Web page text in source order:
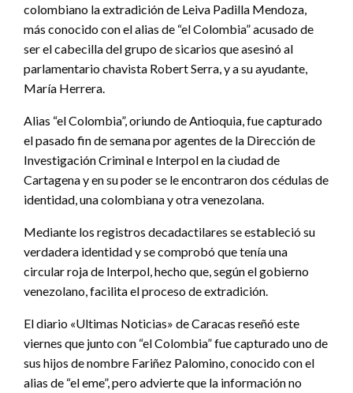
colombiano la extradición de Leiva Padilla Mendoza,
más conocido con el alias de “el Colombia” acusado de
ser el cabecilla del grupo de sicarios que asesinó al
parlamentario chavista Robert Serra, y a su ayudante,
María Herrera.
Alias “el Colombia”, oriundo de Antioquia, fue capturado
el pasado fin de semana por agentes de la Dirección de
Investigación Criminal e Interpol en la ciudad de
Cartagena y en su poder se le encontraron dos cédulas de
identidad, una colombiana y otra venezolana.
Mediante los registros decadactilares se estableció su
verdadera identidad y se comprobó que tenía una
circular roja de Interpol, hecho que, según el gobierno
venezolano, facilita el proceso de extradición.
El diario «Ultimas Noticias» de Caracas reseñó este
viernes que junto con “el Colombia” fue capturado uno de
sus hijos de nombre Fariñez Palomino, conocido con el
alias de “el eme”, pero advierte que la información no